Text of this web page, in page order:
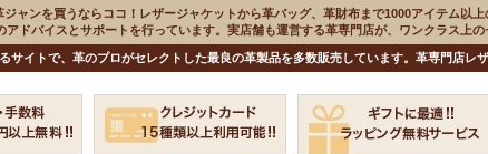
ャンを買うならココ！レザージャケットから革バッグ、革財布まで1000アイテム以上
ドバイスとサポートを行っています。実店舗も運営する革専門店が、ワンクラス上
サイトで、革のプロがセレクトした最良の革製品を多数販売しています。革専門店レ